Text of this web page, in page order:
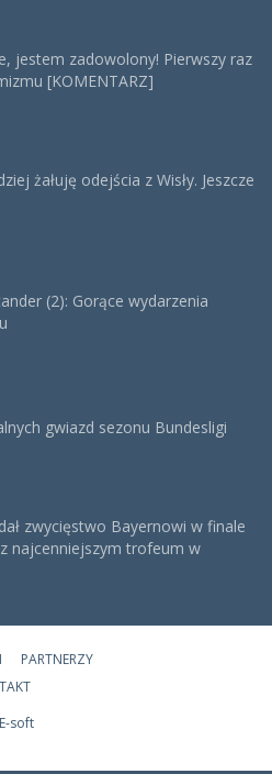
jestem zadowolony! Pierwszy raz
[KOMENTARZ]
żałuję odejścia z Wisły. Jeszcze
(2): Gorące wydarzenia
gwiazd sezonu Bundesligi
zwycięstwo Bayernowi w finale
najcenniejszym trofeum w
PARTNERZY
soft